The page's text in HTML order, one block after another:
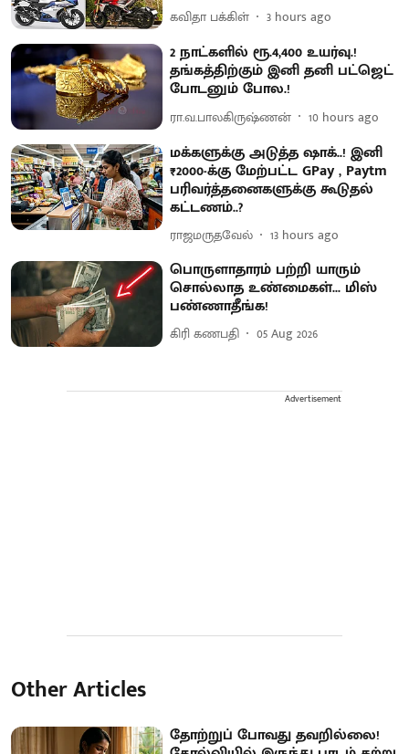
கவிதா பக்கிள் 3 hours ago
2 நாட்களில் ரூ.4,400 உயர்வு.!
தங்கத்திற்கும் இனி தனி பட்ஜெட்
போடனும் போல.!
ரா.வ.பாலகிருஷ்ணன் 10 hours ago
மக்களுக்கு அடுத்த ஷாக்..! இனி
₹2000-க்கு மேற்பட்ட GPay , Paytm
பரிவர்த்தனைகளுக்கு கூடுதல்
கட்டணம்..?
ராஜமருதவேல் 13 hours ago
பொருளாதாரம் பற்றி யாரும்
சொல்லாத உண்மைகள்... மிஸ்
பண்ணாதீங்க!
கிரி கணபதி 05 Aug 2026
Advertisement
Other Articles
தோற்றுப் போவது தவறில்லை!